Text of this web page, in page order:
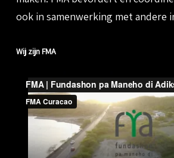
ook in samenwerking met andere
Wij zijn FMA
Video
Player